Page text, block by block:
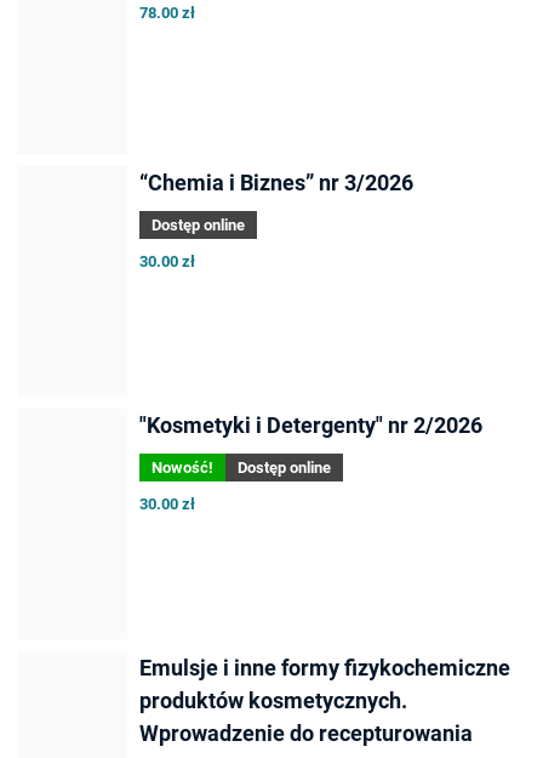
78.00 zł
“Chemia i Biznes” nr 3/2026
Dostęp online
30.00 zł
"Kosmetyki i Detergenty" nr 2/2026
Nowość!
Dostęp online
30.00 zł
Emulsje i inne formy fizykochemiczne
produktów kosmetycznych.
Wprowadzenie do recepturowania